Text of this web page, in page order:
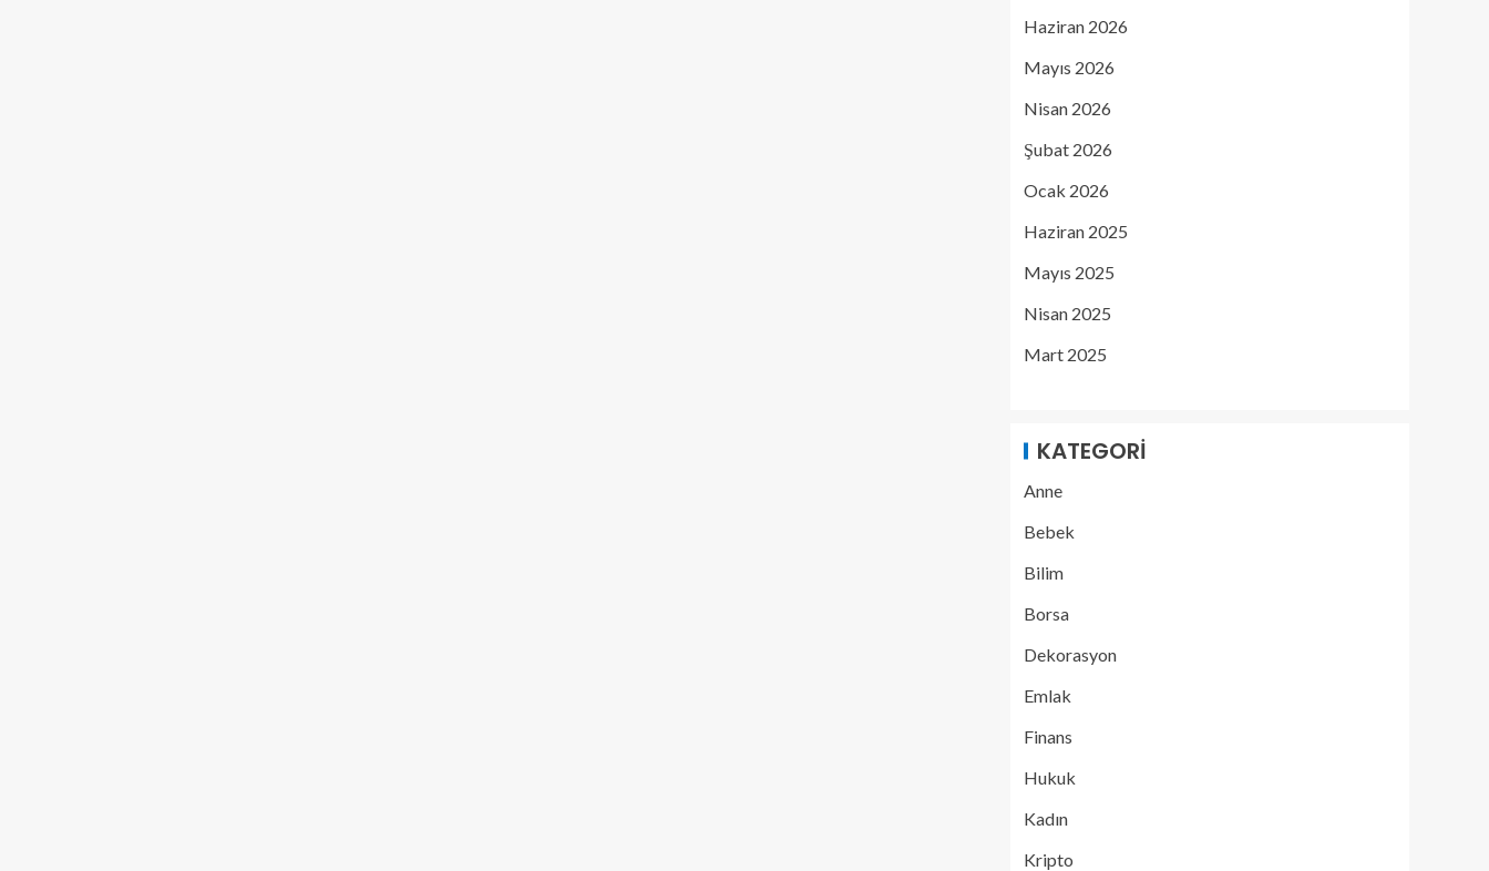
Haziran 2026
Mayıs 2026
Nisan 2026
Şubat 2026
Ocak 2026
Haziran 2025
Mayıs 2025
Nisan 2025
Mart 2025
KATEGORI
Anne
Bebek
Bilim
Borsa
Dekorasyon
Emlak
Finans
Hukuk
Kadın
Kripto